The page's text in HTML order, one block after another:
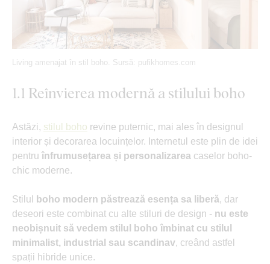
Living amenajat în stil boho. Sursă: pufikhomes.com
1.1 Reînvierea modernă a stilului boho
Astăzi, stilul boho revine puternic, mai ales în designul
interior și decorarea locuințelor. Internetul este plin de idei
pentru înfrumusețarea și personalizarea caselor boho-
chic moderne.
Stilul boho modern păstrează esența sa liberă, dar
deseori este combinat cu alte stiluri de design - nu este
neobișnuit să vedem stilul boho îmbinat cu stilul
minimalist, industrial sau scandinav, creând astfel
spații hibride unice.